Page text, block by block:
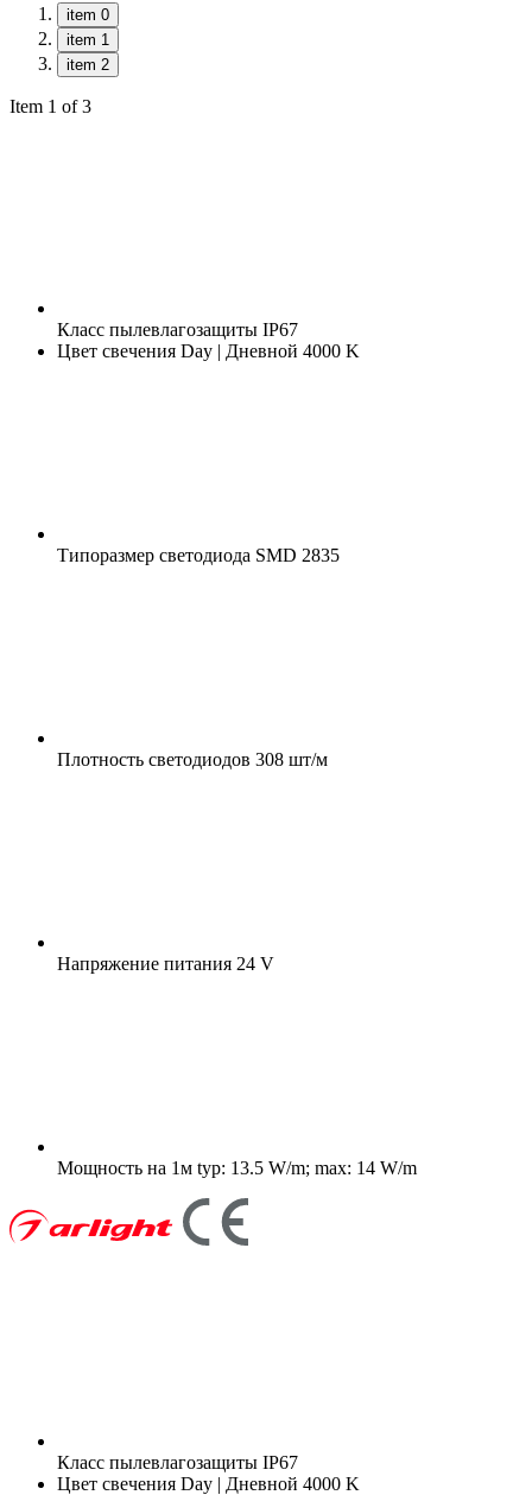
item 0
item 1
item 2
Item 1 of 3
Класс пылевлагозащиты IP67
Цвет свечения Day | Дневной 4000 K
Типоразмер светодиода SMD 2835
Плотность светодиодов 308 шт/м
Напряжение питания 24 V
Мощность на 1м typ: 13.5 W/m; max: 14 W/m
Класс пылевлагозащиты IP67
Цвет свечения Day | Дневной 4000 K